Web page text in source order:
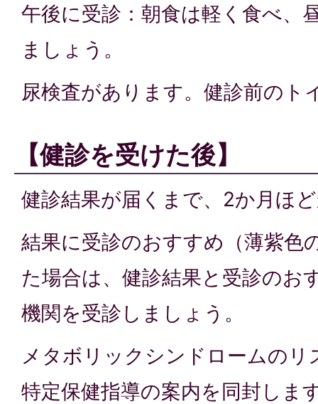
午後に受診：朝食は軽く食べ、
ましょう。
尿検査があります。健診前のト
【健診を受けた後】
健診結果が届くまで、2か月ほ
結果に受診のおすすめ（薄紫色
た場合は、健診結果と受診のお
機関を受診しましょう。
メタボリックシンドロームの
特定保健指導の案内を同封しま